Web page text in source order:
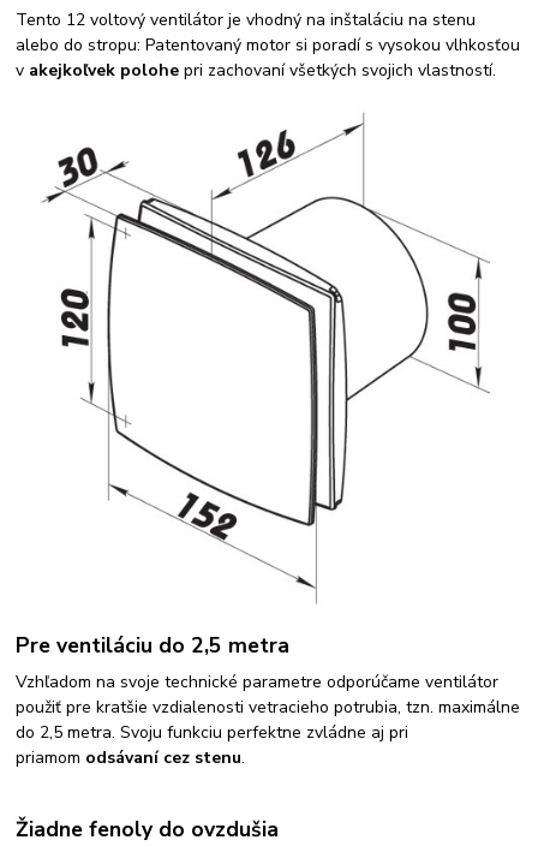
Tento 12 voltový ventilátor je vhodný na inštaláciu na stenu
alebo do stropu: Patentovaný motor si poradí s vysokou vlhkosťou
v akejkoľvek polohe pri zachovaní všetkých svojich vlastností.
Pre ventiláciu do 2,5 metra
Vzhľadom na svoje technické parametre odporúčame ventilátor
použiť pre kratšie vzdialenosti vetracieho potrubia, tzn. maximálne
do 2,5 metra. Svoju funkciu perfektne zvládne aj pri
priamom odsávaní cez stenu.
Žiadne fenoly do ovzdušia